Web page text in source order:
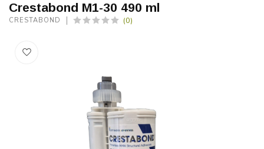
Crestabond M1-30 490 ml
CRESTABOND (0)